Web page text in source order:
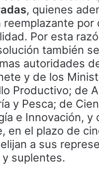
, quienes
reemplazante por
Por esta
también
autoridades
y de los
Productivo; de
y Pesca; de
e Innovación, y
en el plazo de
a sus
suplentes.